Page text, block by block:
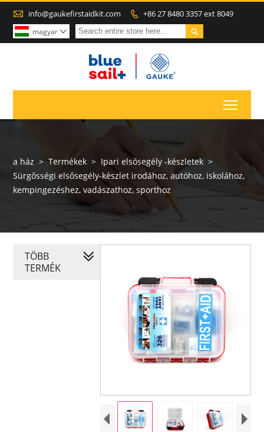
 info@gaukefirstaidkit.com  +86 27 8480 3357 ext 8049

magyar 
a ház > Termékek > Ipari elsősegély -készletek >
Sürgősségi elsősegély-készlet irodához, autóhoz, iskolához,
kempingezéshez, vadászathoz, sporthoz
TÖBB
TERMÉK